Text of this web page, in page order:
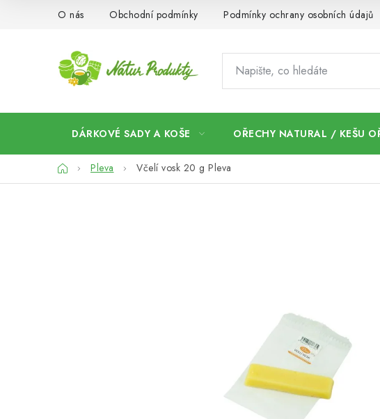
O nás Obchodní podmínky Podmínky ochrany osobních údajů
DÁRKOVÉ SADY A KOŠE OŘECHY NATURAL / KEŠU
DomůPleva Včelí vosk 20 g Pleva